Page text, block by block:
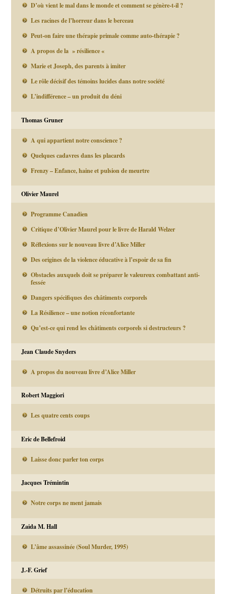
D’où vient le mal dans le monde et comment se génère-t-il ?
Les racines de l’horreur dans le berceau
Peut-on faire une thérapie primale comme auto-thérapie ?
A propos de la » résilience «
Marie et Joseph, des parents à imiter
Le rôle décisif des témoins lucides dans notre société
L’indifférence – un produit du déni
Thomas Gruner
A qui appartient notre conscience ?
Quelques cadavres dans les placards
Frenzy – Enfance, haine et pulsion de meurtre
Olivier Maurel
Programme Canadien
Critique d’Olivier Maurel pour le livre de Harald Welzer
Réflexions sur le nouveau livre d’Alice Miller
Des origines de la violence éducative à l’espoir de sa fin
Obstacles auxquels doit se préparer le valeureux combattant anti-
fessée
Dangers spécifiques des châtiments corporels
La Résilience – une notion réconfortante
Qu’est-ce qui rend les châtiments corporels si destructeurs ?
Jean Claude Snyders
A propos du nouveau livre d’Alice Miller
Robert Maggiori
Les quatre cents coups
Eric de Bellefroid
Laisse donc parler ton corps
Jacques Trémintin
Notre corps ne ment jamais
Zaida M. Hall
L’âme assassinée (Soul Murder, 1995)
J.-F. Grief
Détruits par l’éducation